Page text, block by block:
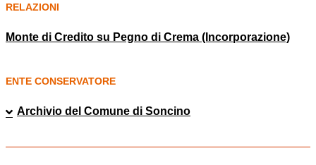
RELAZIONI
Monte di Credito su Pegno di Crema (Incorporazione)
ENTE CONSERVATORE
Archivio del Comune di Soncino